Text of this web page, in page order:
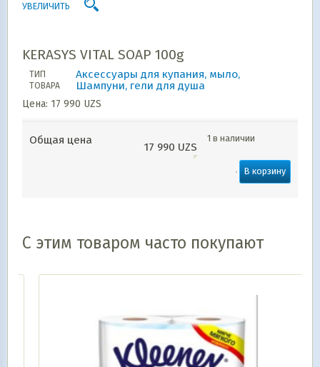
УВЕЛИЧИТЬ
KERASYS VITAL SOAP 100g
ТИП
ТОВАРА
Аксессуары для купания, мыло,
Шампуни, гели для душа
Цена: 17 990 UZS
Общая цена
17 990 UZS
1 в наличии
В корзину
С этим товаром часто покупают